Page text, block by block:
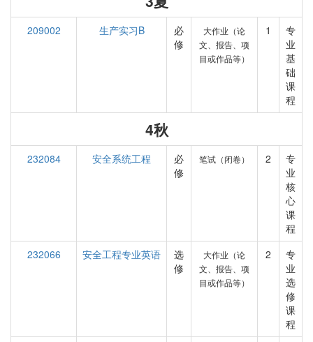
209002 生产实习B
必
修
大作业（论
文、报告、项
目或作品等）
1
专
业
基
础
课
程
4秋
232084 安全系统工程
必
修
笔试（闭卷） 2
专
业
核
心
课
程
232066
安全工程专业英语
选
修
大作业（论
文、报告、项
目或作品等）
2
专
业
选
修
课
程